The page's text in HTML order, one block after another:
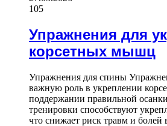
105
Упражнения для
корсетных мышц
Упражнения для спины
важную роль в укреплении
поддержании правильной
тренировки способствуют
что снижает риск травм и болей